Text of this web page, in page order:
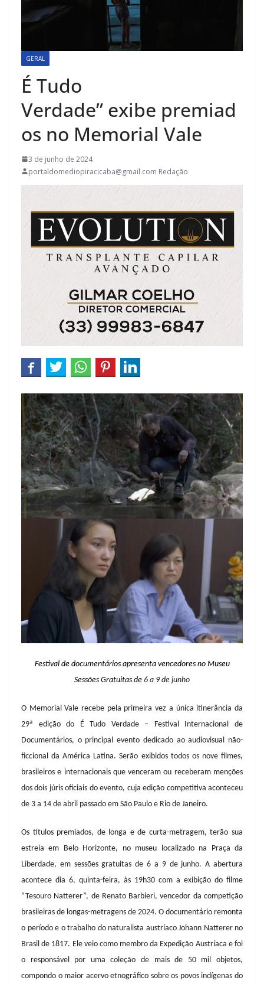
GERAL
É Tudo
Verdade” exibe premiad
os no Memorial Vale
3 de junho de 2024
portaldomediopiracicaba@gmail.com Redação
Festival de documentários apresenta vencedores no Museu
Sessões Gratuitas de 6 a 9 de junho
O Memorial Vale recebe pela primeira vez a única itinerância da
29ª edição do É Tudo Verdade – Festival Internacional de
Documentários, o principal evento dedicado ao audiovisual não-
ficcional da América Latina. Serão exibidos todos os nove filmes,
brasileiros e internacionais que venceram ou receberam menções
dos dois júris oficiais do evento, cuja edição competitiva aconteceu
de 3 a 14 de abril passado em São Paulo e Rio de Janeiro.
Os títulos premiados, de longa e de curta-metragem, terão sua
estreia em Belo Horizonte, no museu localizado na Praça da
Liberdade, em sessões gratuitas de 6 a 9 de junho. A abertura
acontece dia 6, quinta-feira, às 19h30 com a exibição do filme
“Tesouro Natterer”, de Renato Barbieri, vencedor da competição
brasileiras de longas-metragens de 2024. O documentário remonta
o período e o trabalho do naturalista austríaco Johann Natterer no
Brasil de 1817. Ele veio como membro da Expedição Austríaca e foi
o responsável por uma coleção de mais de 50 mil objetos,
compondo o maior acervo etnográfico sobre os povos indígenas do